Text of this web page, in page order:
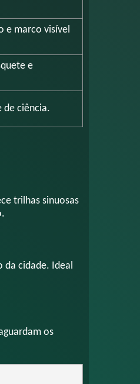
e marco visível
e
de ciência.
trilhas sinuosas
cidade. Ideal
os